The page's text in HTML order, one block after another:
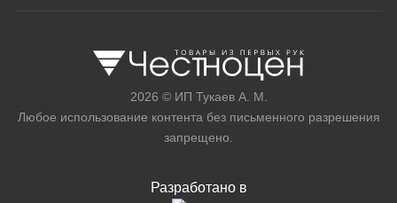
2026 © ИП Тукаев А. М.
Любое использование контента без письменного разрешения
запрещено.
Разработано в